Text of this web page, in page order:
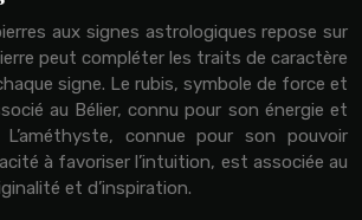
aux signes astrologiques repose sur
peut compléter les traits de caractère
signe. Le rubis, symbole de force et
au Bélier, connu pour son énergie et
connue pour son pouvoir
à favoriser l’intuition, est associée au
et d’inspiration.